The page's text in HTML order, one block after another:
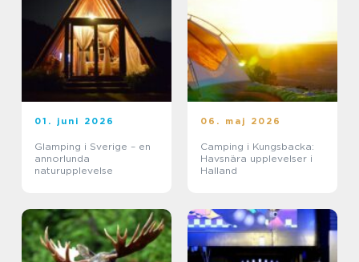
01. juni 2026
Glamping i Sverige – en
annorlunda
naturupplevelse
06. maj 2026
Camping i Kungsbacka:
Havsnära upplevelser i
Halland